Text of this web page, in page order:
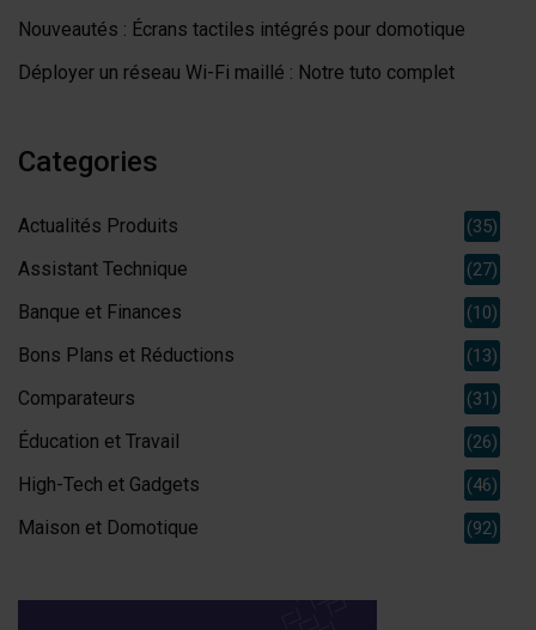
Nouveautés : Écrans tactiles intégrés pour domotique
Déployer un réseau Wi-Fi maillé : Notre tuto complet
Categories
Actualités Produits (35)
Assistant Technique (27)
Banque et Finances (10)
Bons Plans et Réductions (13)
Comparateurs (31)
Éducation et Travail (26)
High-Tech et Gadgets (46)
Maison et Domotique (92)